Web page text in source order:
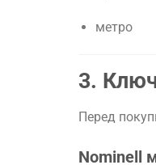
метро
3.
Перед
Nominell